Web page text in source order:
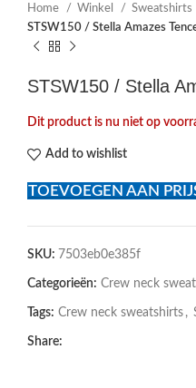
Home Winkel Sweatshirts
STSW150 / Stella Amazes
STSW150 / Stella
Dit product is nu niet op
Add to wishlist
TOEVOEGEN AAN
SKU: 7503eb0e385f
Categorieën: Crew neck
Tags: Crew neck sweatshirts ,
Share: